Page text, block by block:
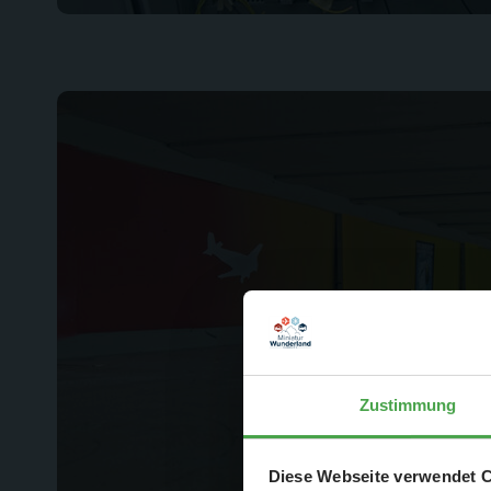
Zustimmung
Diese Webseite verwendet
Der Spar-